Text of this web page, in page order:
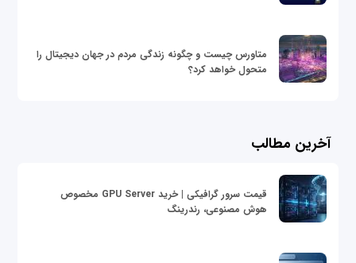
متاورس چیست و چگونه زندگی مردم در جهان دیجیتال را
متحول خواهد کرد؟
آخرین مطالب
قیمت سرور گرافیکی | خرید GPU Server مخصوص
هوش مصنوعی، رندرینگ